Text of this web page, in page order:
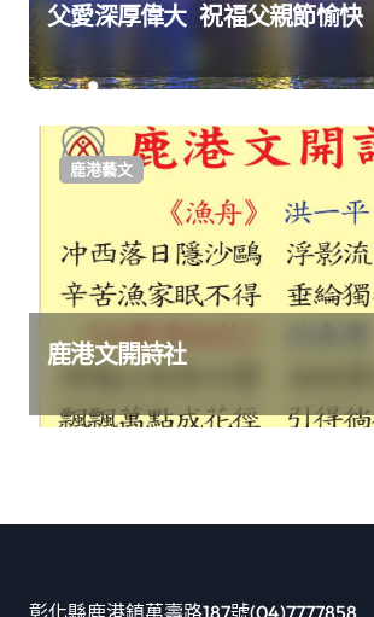
父愛深厚偉大 祝福父親節愉快
鹿港藝文
鹿港文開詩社